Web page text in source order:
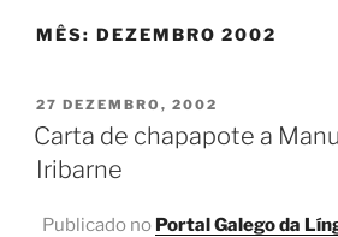
MÊS: DEZEMBRO 2002
POSTED
ON
27 DEZEMBRO, 2002
Carta de chapapote a
Iribarne
Publicado no Portal Galego da